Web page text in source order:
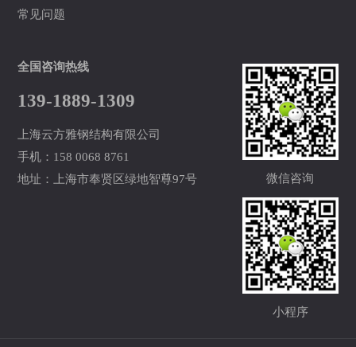
常见问题
全国咨询热线
139-1889-1309
上海云方雅钢结构有限公司
手机：158 0068 8761
地址：上海市奉贤区绿地智尊97号
微信咨询
小程序